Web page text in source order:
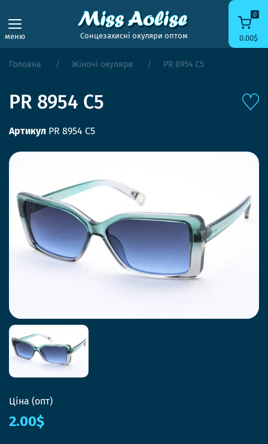
меню Сонцезахисні окуляри оптом
0
0.00$
Головна Жіночі окуляри PR 8954 C5
PR 8954 C5
Артикул PR 8954 C5
Ціна (опт)
2.00$